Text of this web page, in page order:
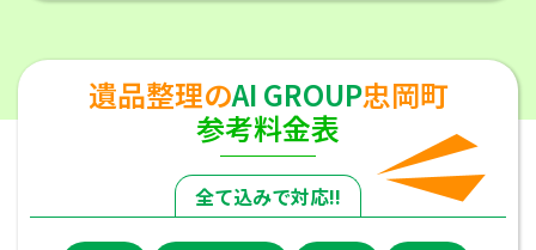
遺品整理のAI GROUP忠岡町
参考料金表
全て込みで対応!!